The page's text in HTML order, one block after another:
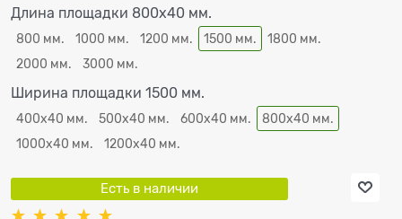
Длина площадки 800х40 мм.
800 мм. 1000 мм. 1200 мм. 1500 мм.
1800 мм.
2000 мм.
3000 мм.
Ширина площадки 1500 мм.
400х40 мм. 500х40 мм. 600х40 мм.
800х40 мм.
1000х40 мм.
1200х40 мм.
Есть в наличии